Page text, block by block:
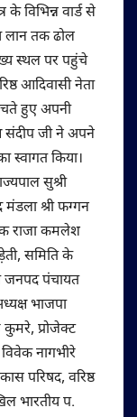
के विभिन्न वार्ड से
लान तक ढोल
स्थल पर पहुंचे
आदिवासी नेता
हुए अपनी
संदीप जी ने अपने
स्वागत किया।
सुश्री
मंडला श्री फग्गन
राजा कमलेश
समिति के
जनपद पंचायत
भाजपा
कुमरे, प्रोजेक्ट
नागभीरे
परिषद, वरिष्ठ
भारतीय प.